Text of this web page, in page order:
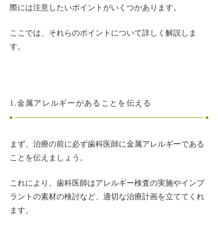
際には注意したいポイントがいくつかあります。
ここでは、それらのポイントについて詳しく解説しま
す。
1.金属アレルギーがあることを伝える
まず、治療の前に必ず歯科医師に金属アレルギーである
ことを伝えましょう。
これにより、歯科医師はアレルギー検査の実施やインプ
ラントの素材の検討など、適切な治療計画を立ててくれ
ます。